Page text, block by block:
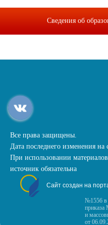
Сведения об
Все права защищены.
Дата последнего изменения на
При использовании
источник обязательна
Сайт создан на
№1556 в
приказа
и
от